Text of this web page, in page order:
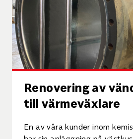
Renovering av
till värmeväxlare
En av våra kunder inom